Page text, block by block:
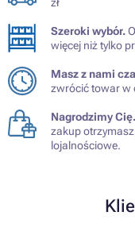
zł
Szeroki wybór.
więcej niż tylko
Masz z nami
zwrócić towar w
Nagrodzimy Cię.
zakup
lojalnościowe.